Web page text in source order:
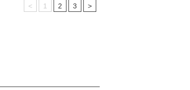
< 1 2 3 >